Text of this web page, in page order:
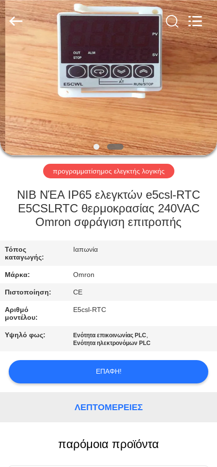
ΣΠΊΤΙ
ΠΡΟΪΌΝΤΑ
ΠΕΡΊΠΟΥ
ΕΜΕΊΣ
ΓΎΡΟΣ
ΕΡΓΟΣΤΑΣΊΩΝ
ΠΟΙΟΤΙΚΌΣ
ΈΛΕΓΧΟΣ
ΜΑΣ
ΕΛΆΤΕ
ΕΠΑΦΉ
ΜΕ
ΖΗΤΉΣΤΕ
ΈΝΑ
ΑΠΌΣΠΑΣΜΑ
PRIVACY
Viyork
Technology
Co.,
LTD.
All
Rights
προγραμματίσημος ελεγκτής λογικής
NIB ΝΈΑ IP65 ελεγκτών e5csl-RTC
E5CSLRTC θερμοκρασίας 240VAC
Omron σφράγιση επιτροπής
Τόπος
καταγωγής:
Ιαπωνία
Μάρκα: Omron
Πιστοποίηση: CE
Αριθμό
μοντέλου:
E5csl-RTC
Υψηλό φως: Ενότητα επικοινωνίας PLC,
Ενότητα ηλεκτρονόμων PLC
ΕΠΑΦΉ!
ΛΕΠΤΟΜΈΡΕΙΕΣ
παρόμοια προϊόντα